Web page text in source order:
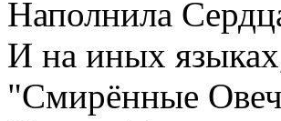
Наполнила
И на иных
"Смирённые